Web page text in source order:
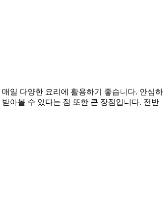
일 다양한 요리에 활용하기 좋습니다. 안심하
아볼 수 있다는 점 또한 큰 장점입니다. 전반